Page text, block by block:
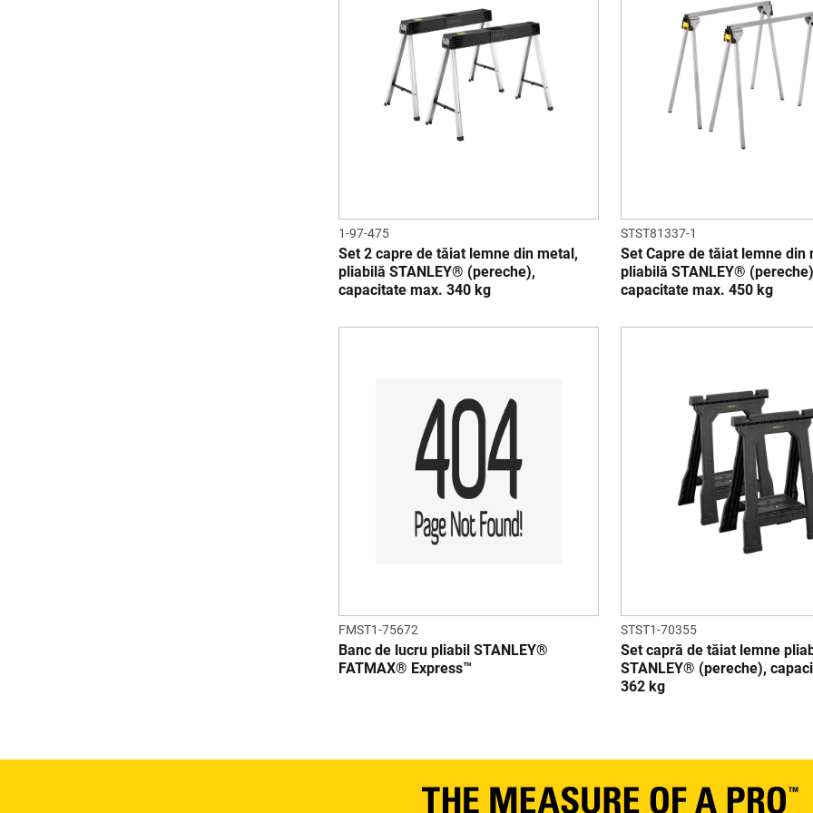
1-97-475
Set 2 capre de tăiat lemne din metal,
pliabilă STANLEY® (pereche),
capacitate max. 340 kg
STST81337-1
Set Capre de tăiat lemne din
pliabilă STANLEY®
capacitate max. 450 kg
FMST1-75672
Banc de lucru pliabil STANLEY®
FATMAX® Express™
STST1-70355
Set capră de tăiat lemne
STANLEY® (pereche),
362 kg